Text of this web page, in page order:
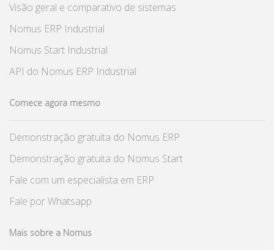
Visão geral e comparativo de sistemas
Nomus ERP Industrial
Nomus Start Industrial
API do Nomus ERP Industrial
Comece agora mesmo
Demonstração gratuita do Nomus ERP
Demonstração gratuita do Nomus Start
Fale com um especialista em ERP
Fale por Whatsapp
Mais sobre a Nomus